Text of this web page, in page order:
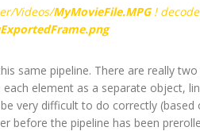
Videos/MyMovieFile.MPG!
same pipeline. There are really
element as a separate object,
very difficult to do correctly
before the pipeline has been